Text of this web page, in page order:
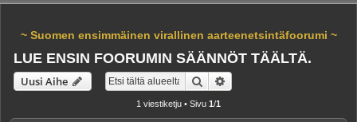
~ Suomen ensimmäinen virallinen aarteenetsintäfoorumi ~
LUE ENSIN FOORUMIN SÄÄNNÖT TÄÄLTÄ.
Uusi Aihe Etsi
1 viestiketju • Sivu 1/1